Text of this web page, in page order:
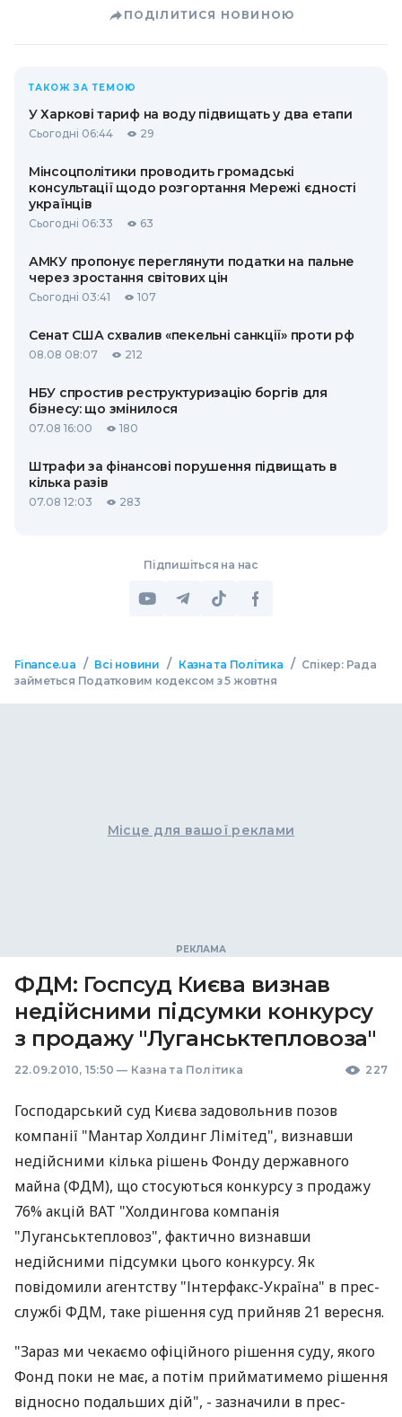
ПОДІЛИТИСЯ НОВИНОЮ
ТАКОЖ ЗА ТЕМОЮ
У Харкові тариф на воду підвищать у два етапи
Сьогодні 06:44 29
Мінсоцполітики проводить громадські
консультації щодо розгортання Мережі єдності
українців
Сьогодні 06:33 63
АМКУ пропонує переглянути податки на пальне
через зростання світових цін
Сьогодні 03:41 107
Сенат США схвалив «пекельні санкції» проти рф
08.08 08:07 212
НБУ спростив реструктуризацію боргів для
бізнесу: що змінилося
07.08 16:00 180
Штрафи за фінансові порушення підвищать в
кілька разів
07.08 12:03 283
Підпишіться на нас
Finance.ua / Всі новини / Казна та Політика / Спікер: Рада
займеться Податковим кодексом з 5 жовтня
Місце для вашої реклами
ФДМ: Госпсуд Києва визнав
недійсними підсумки конкурсу
з продажу "Луганськтепловоза"
22.09.2010, 15:50 — Казна та Політика 227
Господарський суд Києва задовольнив позов
компанії "Мантар Холдинг Лімітед", визнавши
недійсними кілька рішень Фонду державного
майна (ФДМ), що стосуються конкурсу з продажу
76% акцій ВАТ "Холдингова компанія
"Луганськтепловоз", фактично визнавши
недійсними підсумки цього конкурсу. Як
повідомили агентству "Інтерфакс-Україна" в прес-
службі ФДМ, таке рішення суд прийняв 21 вересня.
"Зараз ми чекаємо офіційного рішення суду, якого
Фонд поки не має, а потім прийматимемо рішення
відносно подальших дій", - зазначили в прес-